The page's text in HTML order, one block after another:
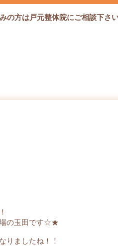
の方は戸元整体院にご相談下さい
の玉田です☆★
りましたね！！